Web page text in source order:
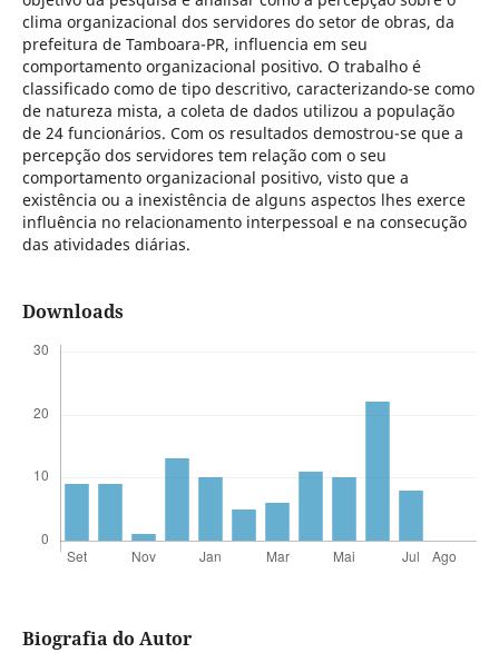
clima organizacional dos servidores do setor de obras, da
prefeitura de Tamboara-PR, influencia em seu
comportamento organizacional positivo. O trabalho é
classificado como de tipo descritivo, caracterizando-se como
de natureza mista, a coleta de dados utilizou a população
de 24 funcionários. Com os resultados demostrou-se que a
percepção dos servidores tem relação com o seu
comportamento organizacional positivo, visto que a
existência ou a inexistência de alguns aspectos lhes exerce
influência no relacionamento interpessoal e na consecução
das atividades diárias.
Downloads
Biografia do Autor